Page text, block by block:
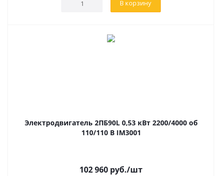
В корзину
Электродвигатель 2ПБ90L 0,53 кВт 2200/4000 об
110/110 В IM3001
102 960 руб./шт